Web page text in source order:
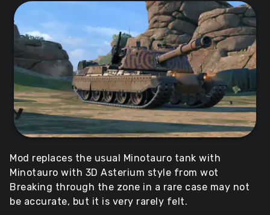
Mod replaces the usual Minotauro tank with
Minotauro with 3D Asterium style from wot
Breaking through the zone in a rare case may not
be accurate, but it is very rarely felt.